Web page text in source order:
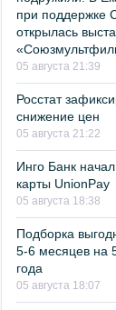
при поддержке
открылась
05 августа 21:39
Росстат
снижение цен
05 августа 21:22
Инго Банк
карты UnionPay
05 августа 18:38
Подборка
5-6 месяцев на
года
05 августа 18:07